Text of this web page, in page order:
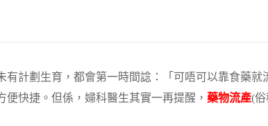
計劃生育，都會第一時間諗：「可唔可以靠食藥就
快捷。但係，婦科醫生其實一再提醒， 藥物流產(俗